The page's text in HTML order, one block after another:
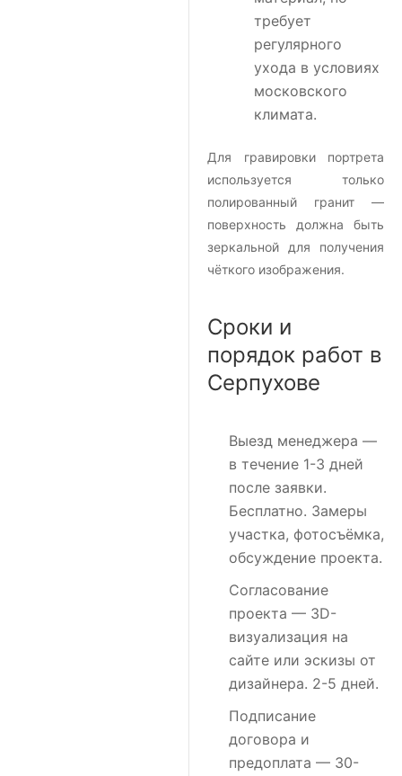
требует
регулярного
ухода в условиях
московского
климата.
Для гравировки портрета
используется только
полированный гранит —
поверхность должна быть
зеркальной для получения
чёткого изображения.
Сроки и
порядок работ в
Серпухове
Выезд менеджера —
в течение 1-3 дней
после заявки.
Бесплатно. Замеры
участка, фотосъёмка,
обсуждение проекта.
Согласование
проекта — 3D-
визуализация на
сайте или эскизы от
дизайнера. 2-5 дней.
Подписание
договора и
предоплата — 30-